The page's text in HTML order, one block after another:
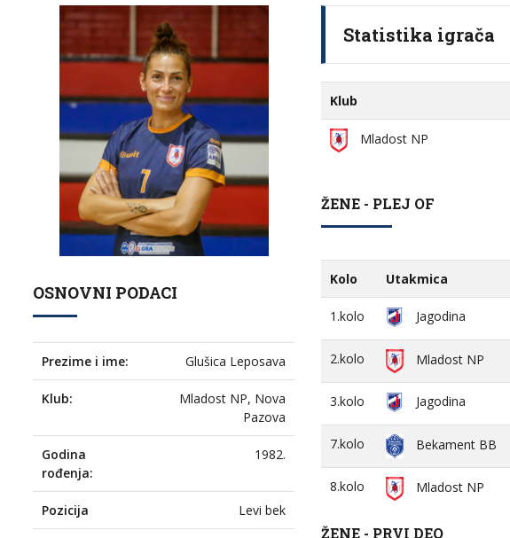
OSNOVNI PODACI
Prezime i ime: Glušica Leposava
Klub:
Mladost NP, Nova
Pazova
Godina
rođenja:
1982.
Pozicija Levi bek
Statistika igrača
Klub
Mladost NP
ŽENE - PLEJ OF
Kolo Utakmica
1.kolo Jagodina
2.kolo Mladost NP
3.kolo Jagodina
7.kolo Bekament BB
8.kolo Mladost NP
ŽENE - PRVI DEO